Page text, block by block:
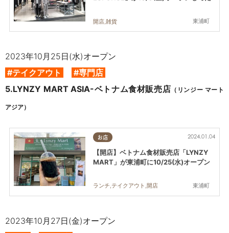
東浦町
開店,雑貨
2023年10月25日(水)オープン
#テイクアウト
#専門店
5.LYNZY MART ASIA-ベトナム食材販売店 （リンジー マート
アジア）
お店
東浦町
2024.01.04
【開店】ベトナム食材販売店「LYNZY
MART」が東浦町に10/25(水)オープン
ランチ,テイクアウト,開店
2023年10月27日(金)オープン